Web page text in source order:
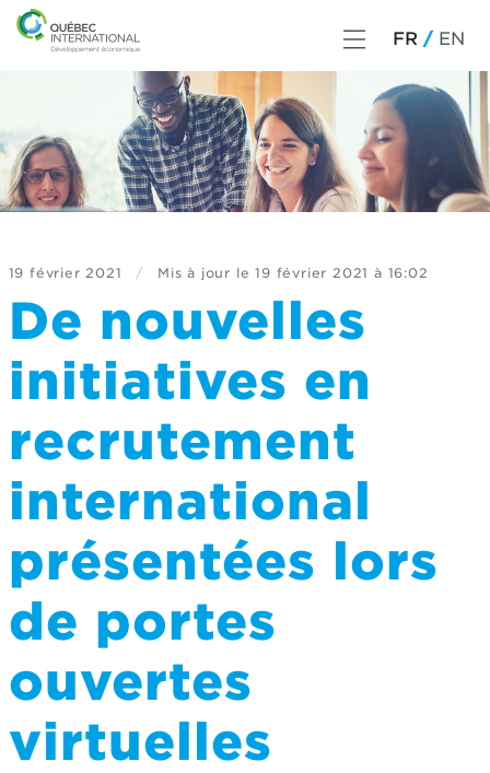
FR EN
19 février 2021 / Mis à jour le 19 février 2021 à 16:02
De nouvelles
initiatives en
recrutement
international
présentées lors
de portes
ouvertes
virtuelles